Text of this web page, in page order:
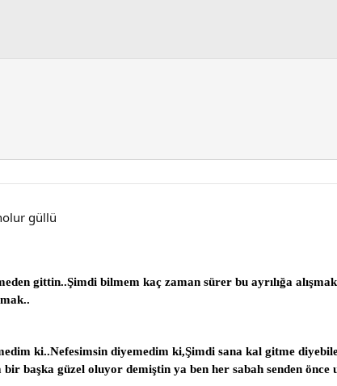
güllü
gittin..Şimdi bilmem kaç zaman sürer bu ayrılığa
ki..Nefesimsin diyemedim ki,Şimdi sana kal gitme
başka güzel oluyor demiştin ya ben her sabah senden önce